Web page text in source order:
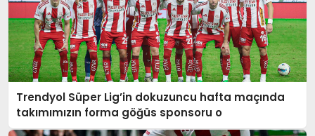
Trendyol Süper Lig’in dokuzuncu hafta maçında
takımımızın forma göğüs sponsoru o